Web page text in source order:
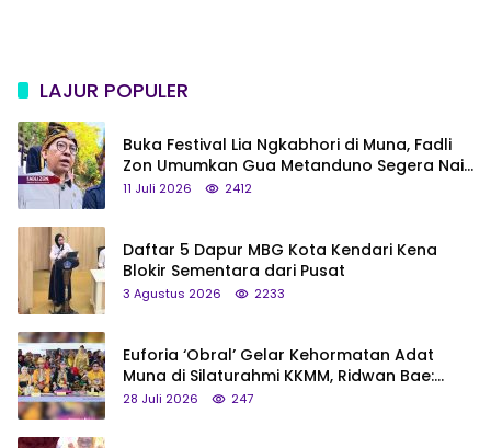
LAJUR POPULER
Buka Festival Lia Ngkabhori di Muna, Fadli
Zon Umumkan Gua Metanduno Segera Naik
Status Jadi Cagar Budaya Nasional
11 Juli 2026 2412
Daftar 5 Dapur MBG Kota Kendari Kena
Blokir Sementara dari Pusat
3 Agustus 2026 2233
Euforia ‘Obral’ Gelar Kehormatan Adat
Muna di Silaturahmi KKMM, Ridwan Bae:
Saya Bukan Tipe Begitu, Belum Pantas!
28 Juli 2026 247